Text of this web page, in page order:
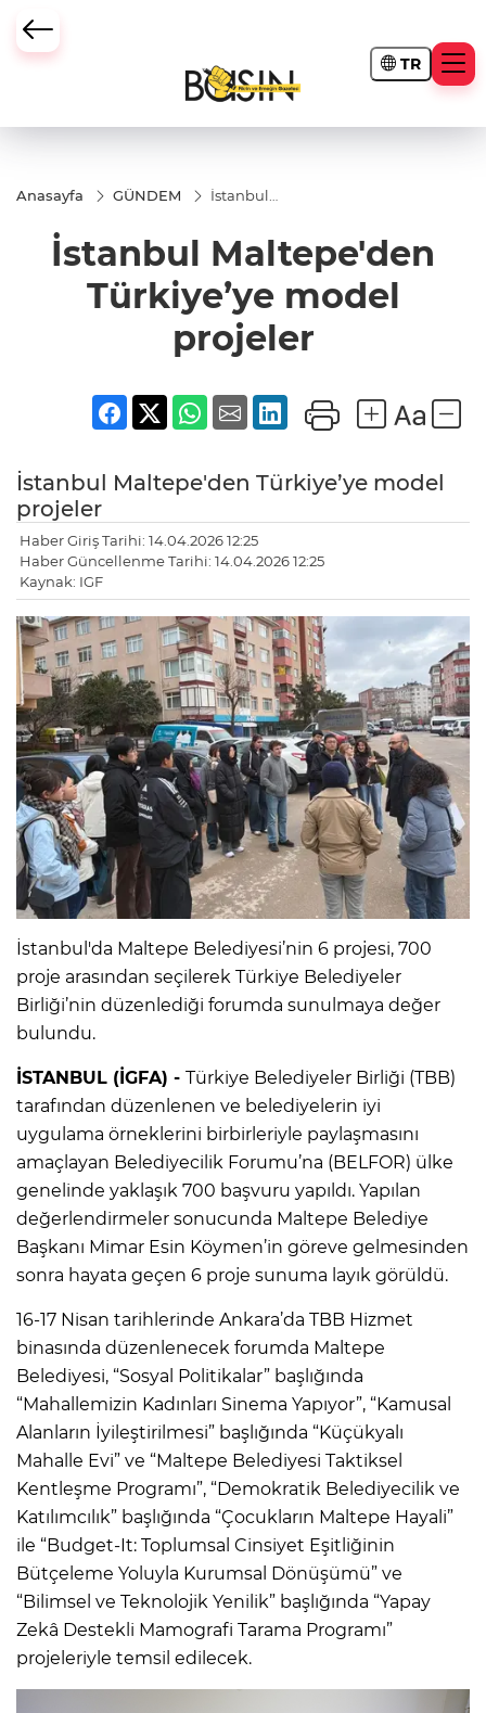
TR
Anasayfa GÜNDEM
İstanbul
model
projeler
İstanbul Maltepe'den
Türkiye’ye model
projeler
İstanbul Maltepe'den Türkiye’ye model
projeler
Haber Giriş Tarihi: 14.04.2026 12:25
Haber Güncellenme Tarihi: 14.04.2026 12:25
Kaynak: IGF
İstanbul'da Maltepe Belediyesi’nin 6 projesi, 700
proje arasından seçilerek Türkiye Belediyeler
Birliği’nin düzenlediği forumda sunulmaya değer
bulundu.
İSTANBUL (İGFA) - Türkiye Belediyeler Birliği (TBB)
tarafından düzenlenen ve belediyelerin iyi
uygulama örneklerini birbirleriyle paylaşmasını
amaçlayan Belediyecilik Forumu’na (BELFOR) ülke
genelinde yaklaşık 700 başvuru yapıldı. Yapılan
değerlendirmeler sonucunda Maltepe Belediye
Başkanı Mimar Esin Köymen’in göreve gelmesinden
sonra hayata geçen 6 proje sunuma layık görüldü.
16-17 Nisan tarihlerinde Ankara’da TBB Hizmet
binasında düzenlenecek forumda Maltepe
Belediyesi, “Sosyal Politikalar” başlığında
“Mahallemizin Kadınları Sinema Yapıyor”, “Kamusal
Alanların İyileştirilmesi” başlığında “Küçükyalı
Mahalle Evi” ve “Maltepe Belediyesi Taktiksel
Kentleşme Programı”, “Demokratik Belediyecilik ve
Katılımcılık” başlığında “Çocukların Maltepe Hayali”
ile “Budget-It: Toplumsal Cinsiyet Eşitliğinin
Bütçeleme Yoluyla Kurumsal Dönüşümü” ve
“Bilimsel ve Teknolojik Yenilik” başlığında “Yapay
Zekâ Destekli Mamografi Tarama Programı”
projeleriyle temsil edilecek.